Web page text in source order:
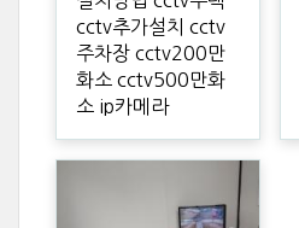
cctv추가설치 cctv
주차장 cctv200만
화소 cctv500만화
소 ip카메라